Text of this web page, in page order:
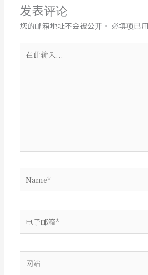
发表评论
您的邮箱地址不会被公开。 必填项已用
此
子
箱
站